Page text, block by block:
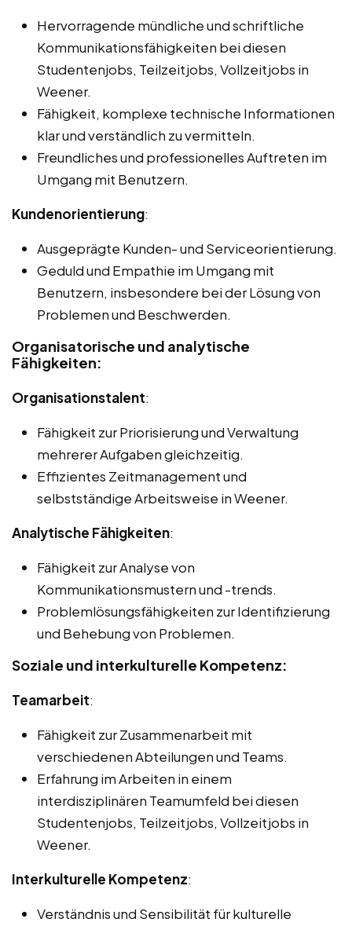
Hervorragende mündliche und schriftliche
Kommunikationsfähigkeiten bei diesen
Studentenjobs, Teilzeitjobs, Vollzeitjobs in
Weener.
Fähigkeit, komplexe technische Informationen
klar und verständlich zu vermitteln.
Freundliches und professionelles Auftreten im
Umgang mit Benutzern.
Kundenorientierung:
Ausgeprägte Kunden- und Serviceorientierung.
Geduld und Empathie im Umgang mit
Benutzern, insbesondere bei der Lösung von
Problemen und Beschwerden.
Organisatorische und analytische
Fähigkeiten:
Organisationstalent:
Fähigkeit zur Priorisierung und Verwaltung
mehrerer Aufgaben gleichzeitig.
Effizientes Zeitmanagement und
selbstständige Arbeitsweise in Weener.
Analytische Fähigkeiten:
Fähigkeit zur Analyse von
Kommunikationsmustern und -trends.
Problemlösungsfähigkeiten zur Identifizierung
und Behebung von Problemen.
Soziale und interkulturelle Kompetenz:
Teamarbeit:
Fähigkeit zur Zusammenarbeit mit
verschiedenen Abteilungen und Teams.
Erfahrung im Arbeiten in einem
interdisziplinären Teamumfeld bei diesen
Studentenjobs, Teilzeitjobs, Vollzeitjobs in
Weener.
Interkulturelle Kompetenz:
Verständnis und Sensibilität für kulturelle